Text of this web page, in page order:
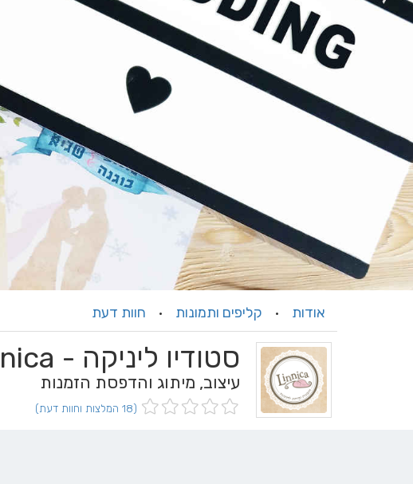
אודות · קליפים ותמונות · חוות דעת
סטודיו ליניקה - Studio Linnica
עיצוב, מיתוג והדפסת הזמנות
(18 המלצות וחוות דעת)